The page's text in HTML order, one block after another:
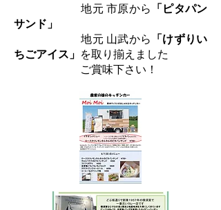
地元 市原から
「ピタパン
サンド」
地元 山武から
「けずりい
ちごアイス」 を取り揃えました
ご賞味下さい！